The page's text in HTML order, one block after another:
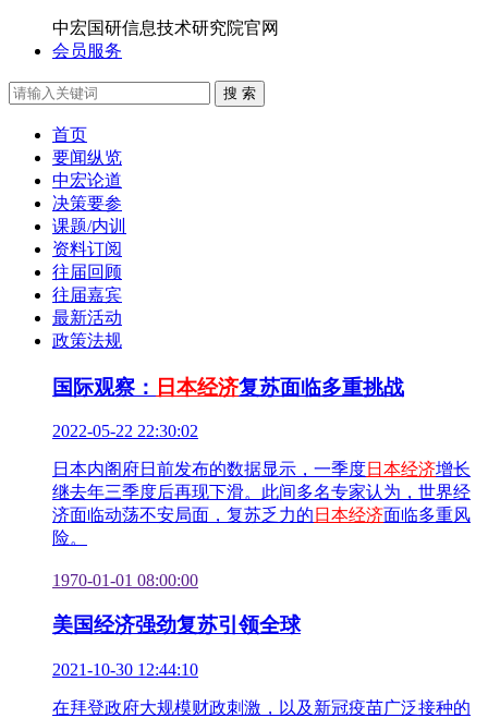
中宏国研信息技术研究院官网
会员服务
搜 索
首页
要闻纵览
中宏论道
决策要参
课题/内训
资料订阅
往届回顾
往届嘉宾
最新活动
政策法规
国际观察： 日本经济复苏面临多重挑战
2022-05-22 22:30:02
日本内阁府日前发布的数据显示，一季度日本经济增长
继去年三季度后再现下滑。此间多名专家认为，世界经
济面临动荡不安局面，复苏乏力的 日本经济面临多重风
险。
1970-01-01 08:00:00
美国经济强劲复苏引领全球
2021-10-30 12:44:10
在拜登政府大规模财政刺激，以及新冠疫苗广泛接种的